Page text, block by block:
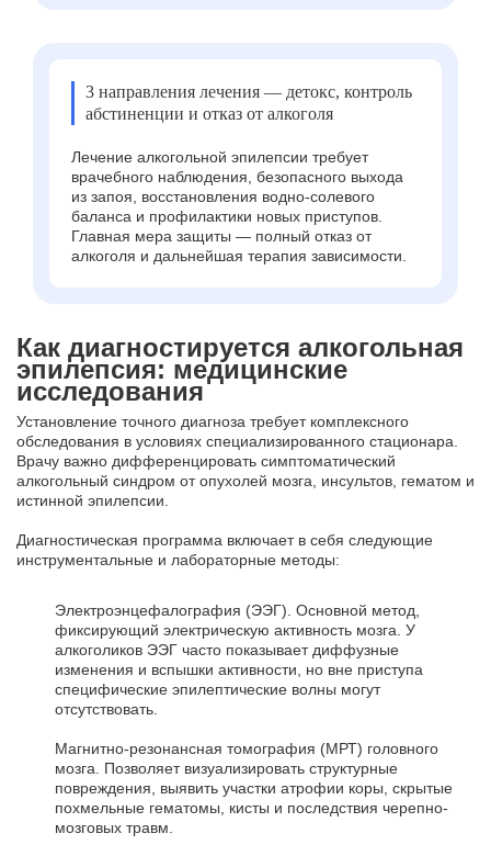
3 направления лечения — детокс, контроль
абстиненции и отказ от алкоголя
Лечение алкогольной эпилепсии требует
врачебного наблюдения, безопасного выхода
из запоя, восстановления водно-солевого
баланса и профилактики новых приступов.
Главная мера защиты — полный отказ от
алкоголя и дальнейшая терапия зависимости.
Как диагностируется алкогольная
эпилепсия: медицинские
исследования
Установление точного диагноза требует комплексного
обследования в условиях специализированного стационара.
Врачу важно дифференцировать симптоматический
алкогольный синдром от опухолей мозга, инсультов, гематом и
истинной эпилепсии.
Диагностическая программа включает в себя следующие
инструментальные и лабораторные методы:
Электроэнцефалография (ЭЭГ). Основной метод,
фиксирующий электрическую активность мозга. У
алкоголиков ЭЭГ часто показывает диффузные
изменения и вспышки активности, но вне приступа
специфические эпилептические волны могут
отсутствовать.
Магнитно-резонансная томография (МРТ) головного
мозга. Позволяет визуализировать структурные
повреждения, выявить участки атрофии коры, скрытые
похмельные гематомы, кисты и последствия черепно-
мозговых травм.